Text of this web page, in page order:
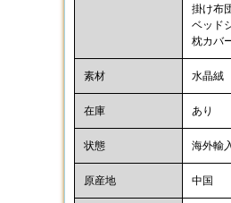
掛け布
ベッド
枕カバ
素材 水晶絨
在庫 あり
状態 海外輸
原産地 中国